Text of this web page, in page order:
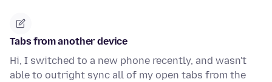
Tabs from another device
Hi, I switched to a new phone recently, and wasn't
able to outright sync all of my open tabs from the